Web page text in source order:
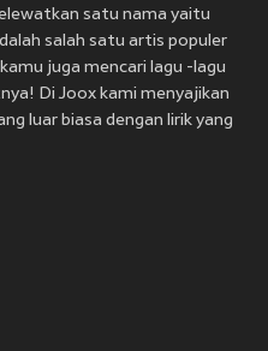
satu nama yaitu
salah satu artis populer
juga mencari lagu -lagu
Di Joox kami menyajikan
luar biasa dengan lirik yang